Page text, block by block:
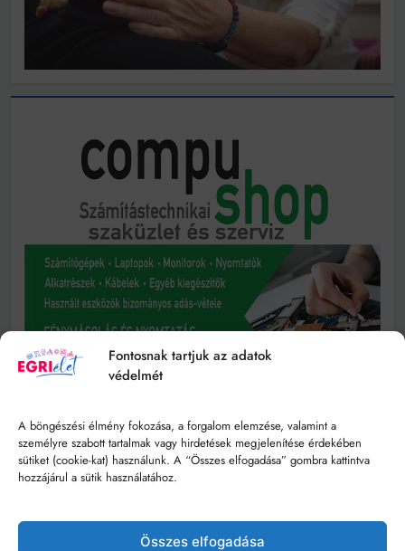
Fontosnak tartjuk az adatok
védelmét
A böngészési élmény fokozása, a forgalom elemzése, valamint a
személyre szabott tartalmak vagy hirdetések megjelenítése érdekében
sütiket (cookie-kat) használunk. A “Összes elfogadása” gombra kattintva
hozzájárul a sütik használatához.
Összes elfogadása